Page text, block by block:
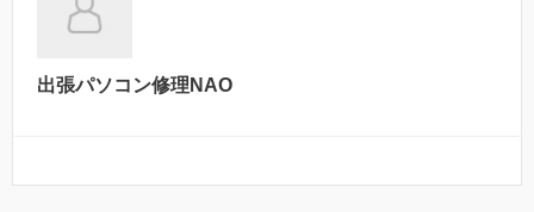
出張パソコン修理NAO